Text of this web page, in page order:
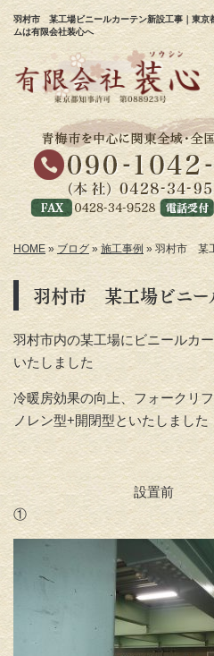
羽村市 某工場ビニールカーテン新設工事｜東京
ムは有限会社装心へ
HOME » ブログ » 施工事例 »羽村市 某
羽村市 某工場ビニー
羽村市内の某工場にビニールカ
いたしました
冷暖房効果の向上、フォークリ
ノレン型+開閉型といたしました
設置前
① 設